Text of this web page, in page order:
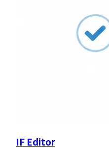
IF Editor